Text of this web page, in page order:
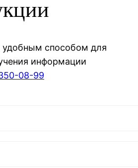
удобным способом для
информации
08-99